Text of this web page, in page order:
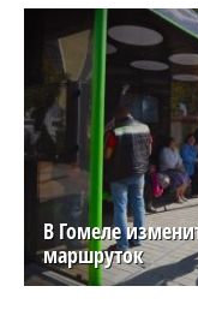
В Гомеле
маршруток